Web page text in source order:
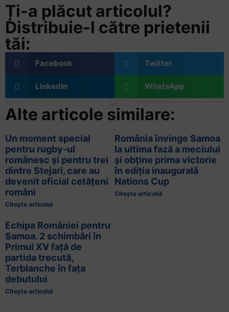
Ți-a plăcut articolul?
Distribuie-l către prietenii
tăi:
Facebook Twitter
LinkedIn WhatsApp
Alte articole similare:
Un moment special
pentru rugby-ul
românesc și pentru trei
dintre Stejari, care au
devenit oficial cetățeni
români
Citește articolul
România învinge Samoa
la ultima fază a meciului
și obține prima victorie
în ediția inaugurală
Nations Cup
Citește articolul
Echipa României pentru
Samoa. 2 schimbări în
Primul XV față de
partida trecută,
Terblanche în fața
debutului
Citește articolul